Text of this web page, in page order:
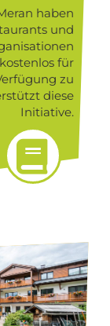
haben
und
für
zu
diese
Initiative.